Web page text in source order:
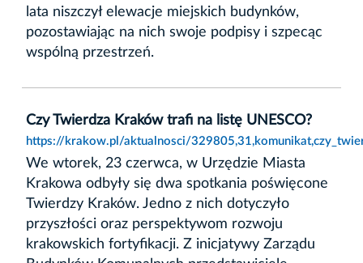
lata niszczył elewacje miejskich budynków,
pozostawiając na nich swoje podpisy i szpecąc
wspólną przestrzeń.
Czy Twierdza Kraków trafi na listę UNESCO?
https://krakow.pl/aktualnosci/
We wtorek, 23 czerwca, w Urzędzie Miasta
Krakowa odbyły się dwa spotkania poświęcone
Twierdzy Kraków. Jedno z nich dotyczyło
przyszłości oraz perspektywom rozwoju
krakowskich fortyfikacji. Z inicjatywy Zarządu